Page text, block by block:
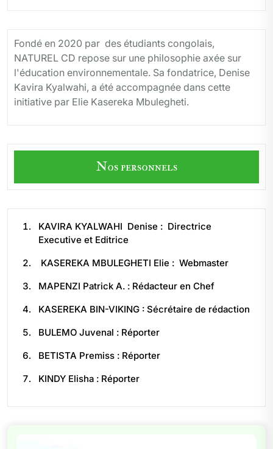
Fondé en 2020 par des étudiants congolais,
NATUREL CD repose sur une philosophie axée sur
l'éducation environnementale. Sa fondatrice, Denise
Kavira Kyalwahi, a été accompagnée dans cette
initiative par Elie Kasereka Mbulegheti.
Nos personnels
KAVIRA KYALWAHI Denise : Directrice
Executive et Editrice
KASEREKA MBULEGHETI Elie : Webmaster
MAPENZI Patrick A. : Rédacteur en Chef
KASEREKA BIN-VIKING : Sécrétaire de rédaction
BULEMO Juvenal : Réporter
BETISTA Premiss : Réporter
KINDY Elisha : Réporter